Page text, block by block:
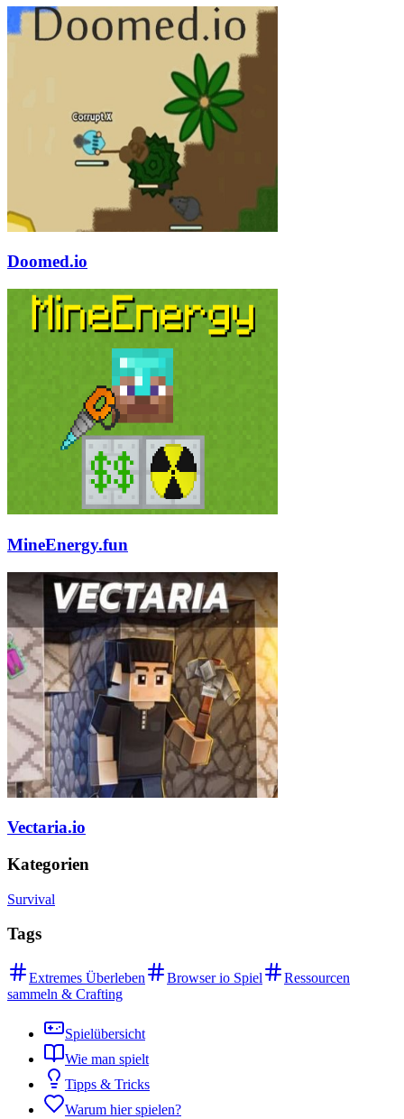
Doomed.io
MineEnergy.fun
Vectaria.io
Kategorien
Survival
Tags
Extremes Überleben Browser io Spiel
Ressourcen
sammeln & Crafting
Spielübersicht
Wie man spielt
Tipps & Tricks
Warum hier spielen?